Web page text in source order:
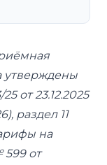
утверждены
от 23.12.2025
раздел 11
на
от